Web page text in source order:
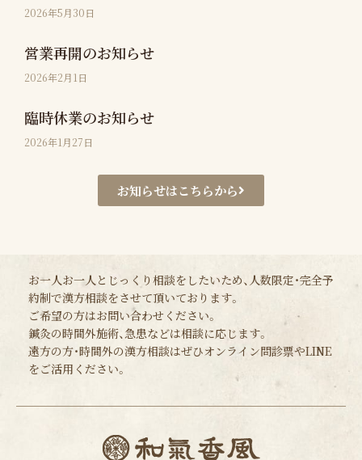
2026年5月30日
営業再開のお知らせ
2026年2月1日
臨時休業のお知らせ
2026年1月27日
お知らせはこちらから
お一人お一人とじっくり相談をしたいため、人数限定・完全予
約制で漢方相談をさせて頂いております。
ご希望の方はお問い合わせください。
鍼灸の時間外施術、急患などは相談に応じます。
遠方の方・時間外の漢方相談はぜひオンライン問診票やLINE
をご活用ください。